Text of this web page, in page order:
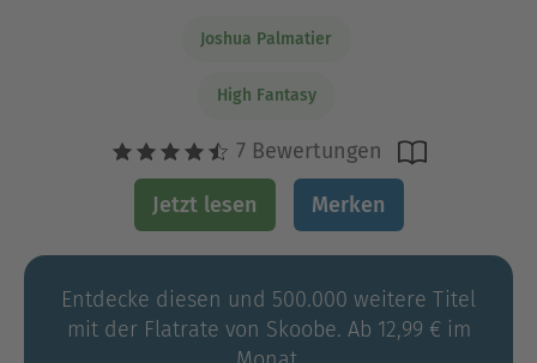
Joshua Palmatier
High Fantasy
7 Bewertungen
Jetzt lesen Merken
Entdecke diesen und 500.000 weitere Titel
mit der Flatrate von Skoobe. Ab 12,99 € im